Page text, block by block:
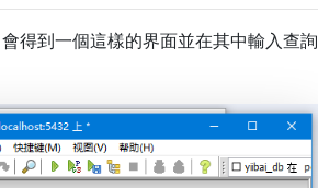
得到一個這樣的界面並在其中輸入查詢